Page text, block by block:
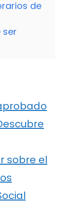
de
ser
sobre el